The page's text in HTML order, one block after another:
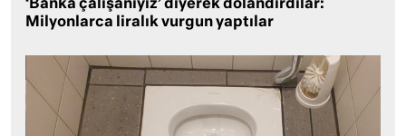
‘Banka çalışanıyız’ diyerek dolandırdılar:
Milyonlarca liralık vurgun yaptılar